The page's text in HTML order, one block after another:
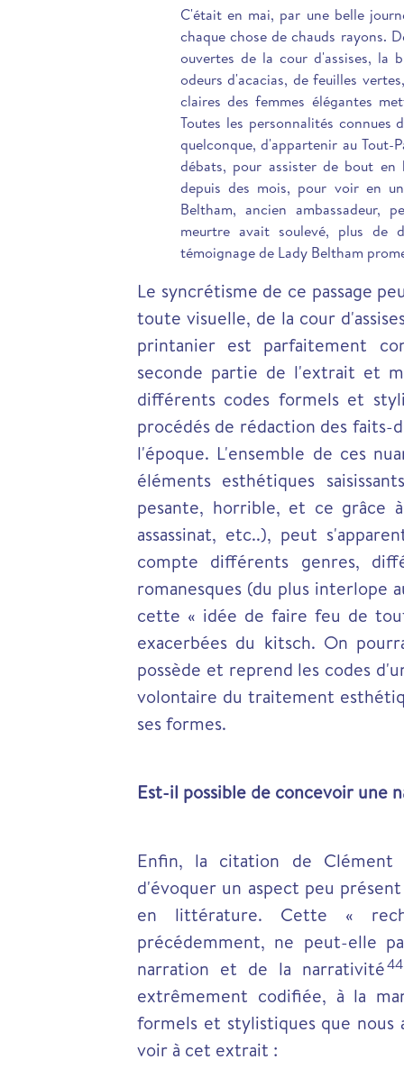
C'était en mai, par une belle
chaque chose de chauds rayons.
ouvertes de la cour d'assises, la
odeurs d'acacias, de feuilles
claires des femmes élégantes
Toutes les personnalités
quelconque, d'appartenir au
débats, pour assister de bout
depuis des mois, pour voir en
Beltham, ancien ambassadeur,
meurtre avait soulevé, plus de
témoignage de Lady Beltham
Le syncrétisme de ce passage
toute visuelle, de la cour
printanier est parfaitement
seconde partie de l'extrait et
différents codes formels et
procédés de rédaction des faits-
l'époque. L'ensemble de ces
éléments esthétiques
pesante, horrible, et ce grâce
assassinat, etc..), peut
compte différents genres,
romanesques (du plus interlope
cette « idée de faire feu de
exacerbées du kitsch. On
possède et reprend les codes
volontaire du traitement
ses formes.
Est-il possible de concevoir une
Enfin, la citation de
d'évoquer un aspect peu
en littérature. Cette «
précédemment, ne peut-elle
narration et de la narrativité44
extrêmement codifiée, à la
formels et stylistiques que nous
voir à cet extrait :